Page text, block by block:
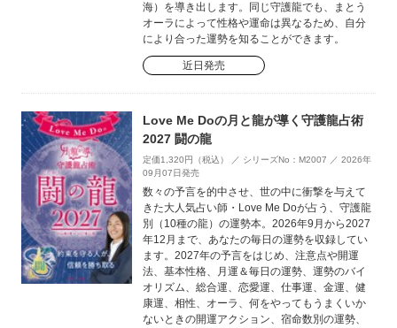
海）を導き出します。同じ守護龍でも、まとう
オーラによって性格や運命は異なるため、自分
により合った運勢を知ることができます。
近日発売
Love Me Doの月と龍が導く守護龍占術
2027 闘の龍
定価1,320円（税込） ／ シリーズNo：M2007 ／ 2026年
09月07日発売
数々の予言を的中させ、世の中に衝撃を与えて
きた大人気占い師・Love Me Doが占う、守護龍
別（10種の龍）の運勢本。2026年9月から2027
年12月まで、あなたの毎日の運勢を収録してい
ます。2027年の予言をはじめ、注意点や開運
法、基本性格、月運＆毎日の運勢、運勢のバイ
オリズム、総合運、恋愛運、仕事運、金運、健
康運、相性、オーラ、何をやってもうまくいか
ないときの開運アクション、宿命数別の運勢、